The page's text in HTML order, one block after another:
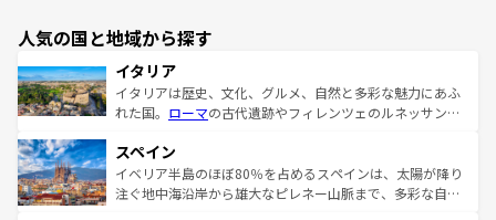
人気の国と地域から探す
イタリア
イタリアは歴史、文化、グルメ、自然と多彩な魅力にあふ
れた国。 ローマの古代遺跡やフィレンツェのルネッサンス
ろん、トスカーナの美しい田園風景やアマルフィ海岸の絶
景など、自然景観も見逃せない。観光の合間には、本場の
ピザやパスタなど、絶品のイタリア料理を堪能することも
スペイン
イベリア半島のほぼ80％を占めるスペインは、太陽が降り
注ぐ地中海沿岸から雄大なピレネー山脈まで、多彩な自然